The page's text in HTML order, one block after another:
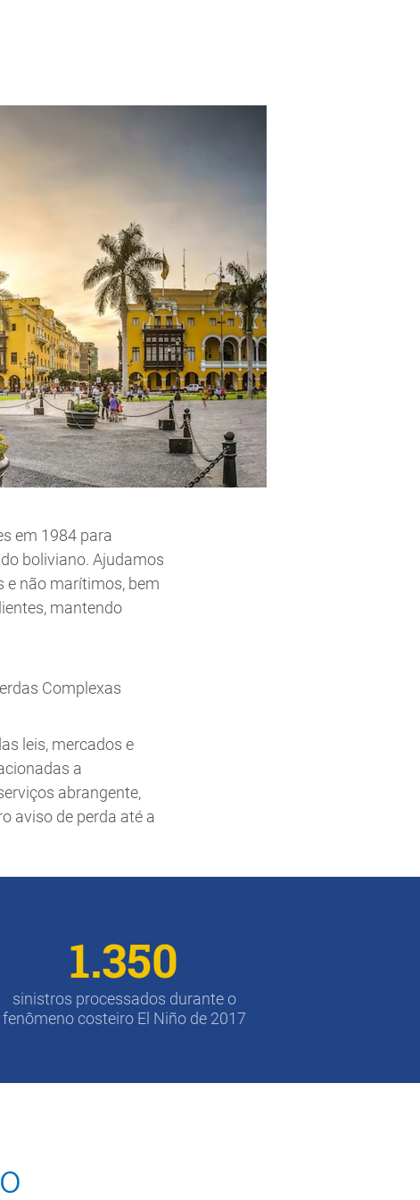
em 1984 para
boliviano. Ajudamos
e não marítimos, bem
mantendo
Complexas
leis, mercados e
a
abrangente,
aviso de perda até a
1.350
sinistros processados durante o
fenômeno costeiro El Niño de 2017